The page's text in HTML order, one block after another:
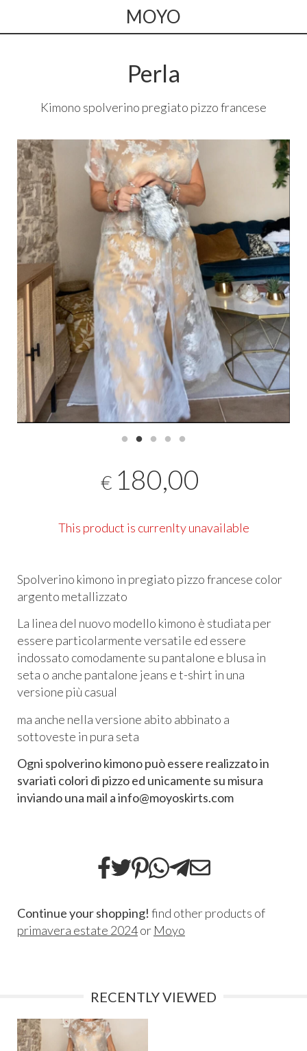
MOYO
Perla
Kimono spolverino pregiato pizzo francese
€ 180,00
This product is currenlty unavailable
Spolverino kimono in pregiato pizzo francese color
argento metallizzato
La linea del nuovo modello kimono è studiata per
essere particolarmente versatile ed essere
indossato comodamente su pantalone e blusa in
seta o anche pantalone jeans e t-shirt in una
versione più casual
ma anche nella versione abito abbinato a
sottoveste in pura seta
Ogni spolverino kimono può essere realizzato in
svariati colori di pizzo ed unicamente su misura
inviando una mail a info@moyoskirts.com
Continue your shopping! find other products of
primavera estate 2024or Moyo
RECENTLY VIEWED